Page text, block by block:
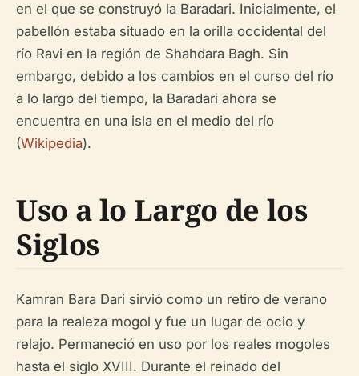
en el que se construyó la Baradari. Inicialmente, el
pabellón estaba situado en la orilla occidental del
río Ravi en la región de Shahdara Bagh. Sin
embargo, debido a los cambios en el curso del río
a lo largo del tiempo, la Baradari ahora se
encuentra en una isla en el medio del río
(Wikipedia).
Uso a lo Largo de los
Siglos
Kamran Bara Dari sirvió como un retiro de verano
para la realeza mogol y fue un lugar de ocio y
relajo. Permaneció en uso por los reales mogoles
hasta el siglo XVIII. Durante el reinado del